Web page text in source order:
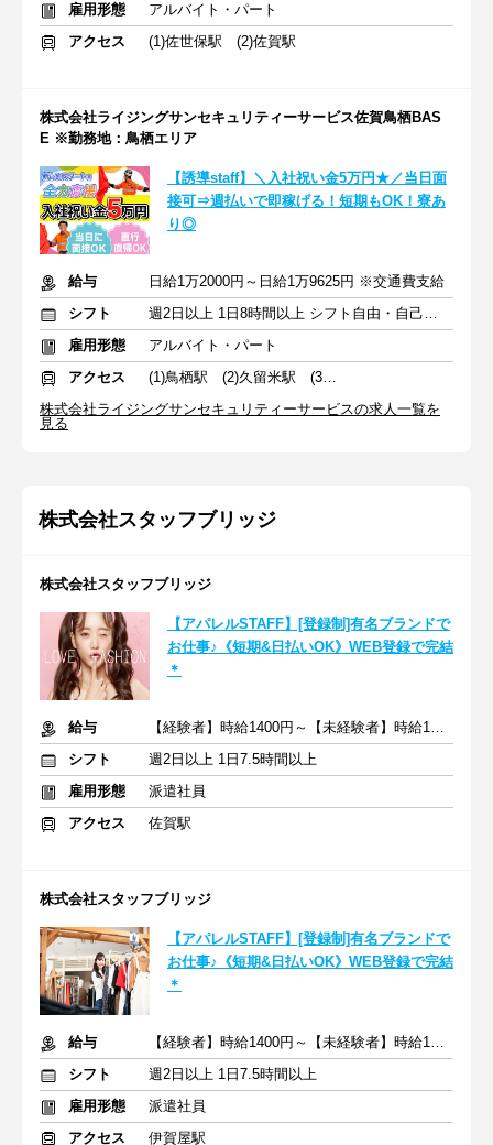
雇用形態
アルバイト・パート
アクセス
(1)佐世保駅 (2)佐賀駅
株式会社ライジングサンセキュリティーサービス佐賀鳥栖BAS
E ※勤務地：鳥栖エリア
【誘導staff】＼入社祝い金5万円★／当日面
接可⇒週払いで即稼げる！短期もOK！寮あ
り◎
給与
日給1万2000円～日給1万9625円 ※交通費支給
シフト
週2日以上 1日8時間以上 シフト自由・自己申告
雇用形態
アルバイト・パート
アクセス
(1)鳥栖駅 (2)久留米駅 (3)筑後船小屋駅
株式会社ライジングサンセキュリティーサービスの求人一覧を
見る
株式会社スタッフブリッジ
株式会社スタッフブリッジ
【アパレルSTAFF】[登録制]有名ブランドで
お仕事♪《短期&日払いOK》WEB登録で完結
＊
給与
【経験者】時給1400円～【未経験者】時給1300円～＋交通費全額
シフト
週2日以上 1日7.5時間以上
雇用形態
派遣社員
アクセス
佐賀駅
株式会社スタッフブリッジ
【アパレルSTAFF】[登録制]有名ブランドで
お仕事♪《短期&日払いOK》WEB登録で完結
＊
給与
【経験者】時給1400円～【未経験者】時給1300円～＋交通費全額
シフト
週2日以上 1日7.5時間以上
雇用形態
派遣社員
アクセス
伊賀屋駅